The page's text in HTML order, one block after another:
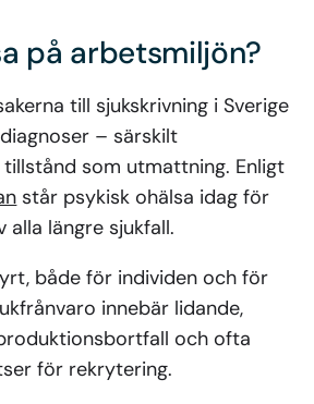
på arbetsmiljön?
till sjukskrivning i Sverige
– särskilt
som utmattning. Enligt
står psykisk ohälsa idag för
alla längre sjukfall.
både för individen och för
innebär lidande,
och ofta
för rekrytering.